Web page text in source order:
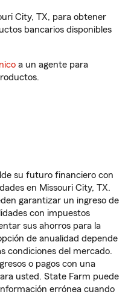
City, TX, para obtener
bancarios disponibles
a un agente para
su futuro financiero con
en Missouri City, TX.
garantizar un ingreso de
con impuestos
sus ahorros para la
de anualidad depende
condiciones del mercado.
o pagos con una
usted. State Farm puede
errónea cuando